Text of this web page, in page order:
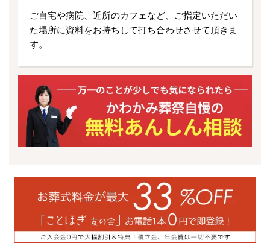
ご自宅や病院、近所のカフェなど、ご指定いただい
た場所に資料をお持ちして打ち合わせさせて頂きま
す。